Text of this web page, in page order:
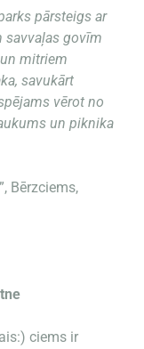
pārsteigs ar
savvaļas govīm
mitriem
savukārt
vērot no
un piknika
Bērzciems,
ciems ir